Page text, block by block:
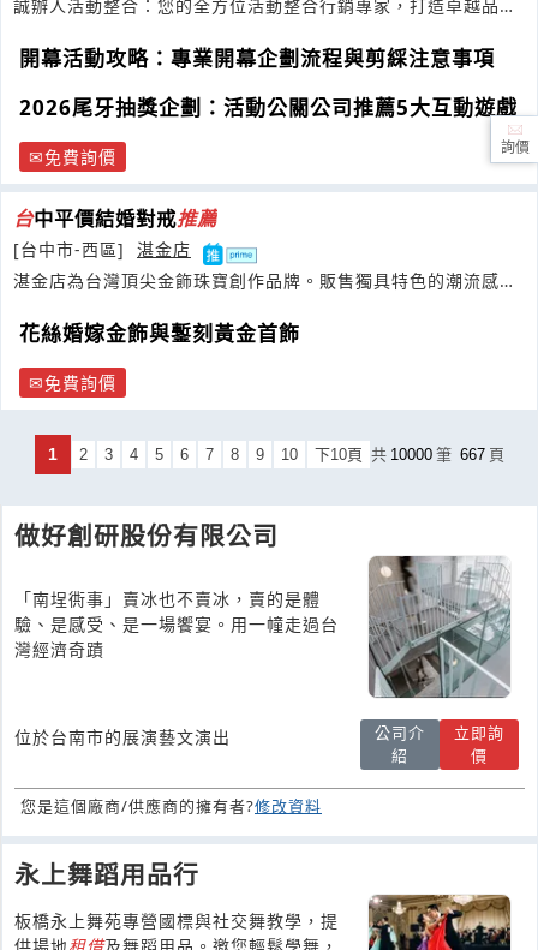
誠辦人活動整合：您的全方位活動整合行銷專家，打造卓越品牌
開幕活動攻略：專業開幕企劃流程與剪綵注意事項
2026尾牙抽獎企劃：活動公關公司推薦5大互動遊戲
免費詢價
台中平價結婚對戒推薦
[台中市-西區]
湛金店
湛金店為台灣頂尖金飾珠寶創作品牌。販售獨具特色的潮流感金
花絲婚嫁金飾與鏨刻黃金首飾
免費詢價
1 2 3 4 5 6 7 8 9 10 下10頁 共 10000 筆 667 頁
做好創研股份有限公司
「南埕衖事」賣冰也不賣冰，賣的是體
驗、是感受、是一場饗宴。用一幢走過台
灣經濟奇蹟
位於台南市的展演藝文演出
公司介
紹
立即詢
價
您是這個廠商/供應商的擁有者?修改資料
永上舞蹈用品行
板橋永上舞苑專營國標與社交舞教學，提
詢價